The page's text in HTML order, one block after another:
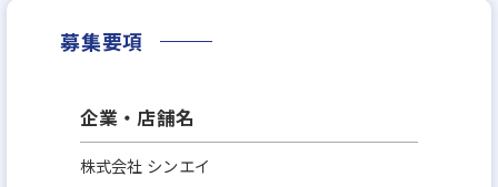
募集要項
企業・店舗名
株式会社 シンエイ